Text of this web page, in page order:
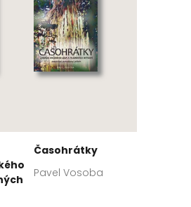
Časohrátky
Pavel Vosoba